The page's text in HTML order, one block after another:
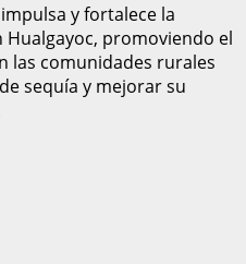
y fortalece la
promoviendo el
las comunidades rurales
sequía y mejorar su